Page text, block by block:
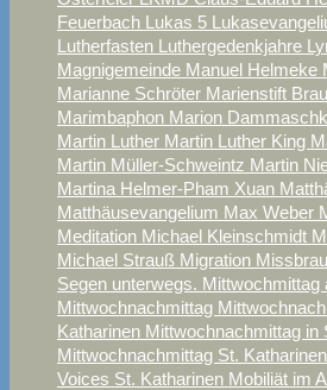
Feuerbach Lukas 5
Lutherfasten Luthergedenkjahre
Magnigemeinde Manuel Helmeke
Marianne Schröter Marienstift
Marimbaphon Marion
Martin Luther Martin Luther King
Martin Müller-Schweintz Martin
Martina Helmer-Pham Xuan
Matthäusevangelium Max Weber
Meditation Michael Kleinschmidt
Michael Strauß Migration
Segen unterwegs. Mittwochmittag
Mittwochnachmittag
Katharinen Mittwochnachmittag in
Mittwochnachmittag St. Katharinen
Voices St. Katharinen Mobiliät im